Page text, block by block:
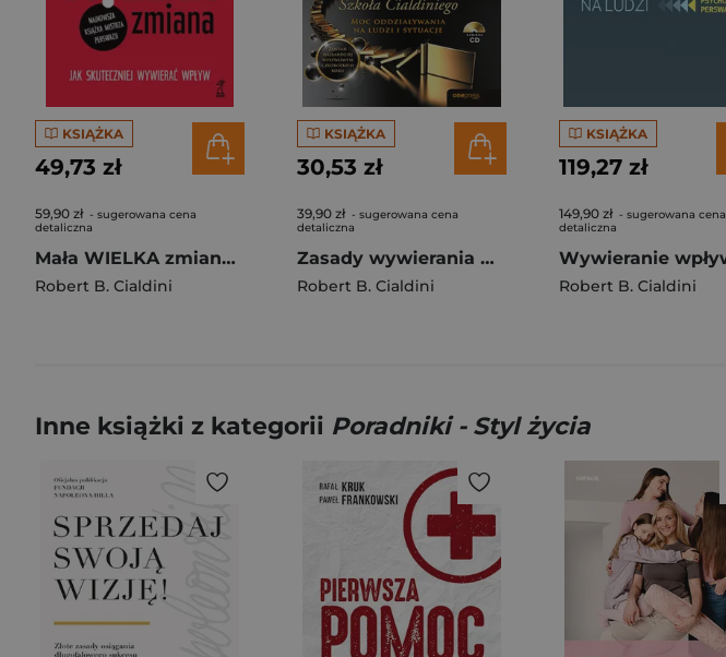
KSIĄŻKA
49,73 zł
59,90 zł - sugerowana cena
detaliczna
Mała WIELKA zmiana. Jak skuteczniej wywierać wpływ
Robert B. Cialdini
KSIĄŻKA
30,53 zł
39,90 zł - sugerowana cena
detaliczna
Zasady wywierania wpływu na ludzi. Szkoła Cialdiniego
Robert B. Cialdini
KSIĄŻKA
119,27 zł
149,90 zł - sugerowana cena
detaliczna
Robert B. Cialdini
Inne książki z kategorii Poradniki - Styl życia